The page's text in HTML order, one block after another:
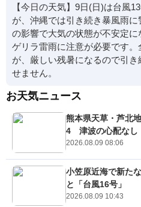
【今日の天気】9日(日)は台風
が、沖縄では引き続き暴風雨
の影響で大気の状態が不安定に
ゲリラ雷雨に注意が必要です
が、厳しい残暑になるので引
せません。
お天気ニュース
熊本県天草・芦北
4 津波の心配なし
2026.08.09 08:06
小笠原近海で新た
と「台風16号」
2026.08.09 10:43